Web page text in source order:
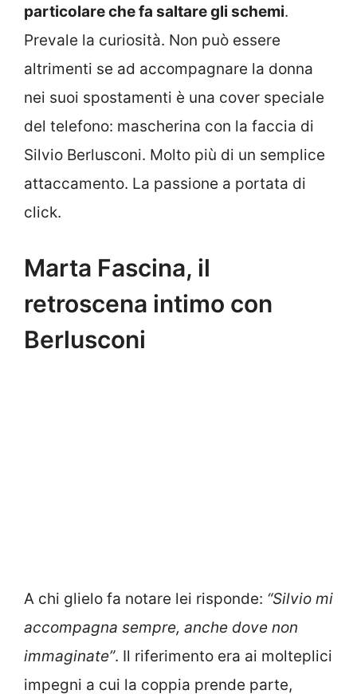
particolare che fa saltare gli schemi.
Prevale la curiosità. Non può essere
altrimenti se ad accompagnare la donna
nei suoi spostamenti è una cover speciale
del telefono: mascherina con la faccia di
Silvio Berlusconi. Molto più di un semplice
attaccamento. La passione a portata di
click.
Marta Fascina, il
retroscena intimo con
Berlusconi
A chi glielo fa notare lei risponde: “Silvio mi
accompagna sempre, anche dove non
immaginate”. Il riferimento era ai molteplici
impegni a cui la coppia prende parte,